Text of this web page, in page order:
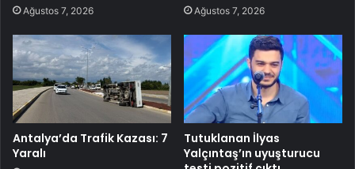
Ağustos 7, 2026 Ağustos 7, 2026
Antalya’da Trafik Kazası: 7
Yaralı
Tutuklanan İlyas
Yalçıntaş’ın uyuşturucu